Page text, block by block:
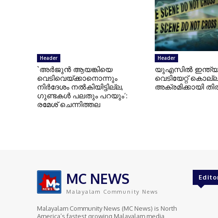
Header
`അര്‍ജുന്‍ ആയങ്കിയെ
വെടിവെയ്ക്കാനൊന്നും
നിര്‍ദേശം നല്‍കിയിട്ടില്ല,
ഗുണ്ടകള്‍ പലതും പറയും’:
രമേശ് ചെന്നിത്തല
Header
യുഎസില്‍
വെടിയേറ്റ്
അക്രമിക്കായി
MC NEWS
Malayalam Community News
Malayalam Community News (MC News) is North
America’s fastest growing Malayalam media